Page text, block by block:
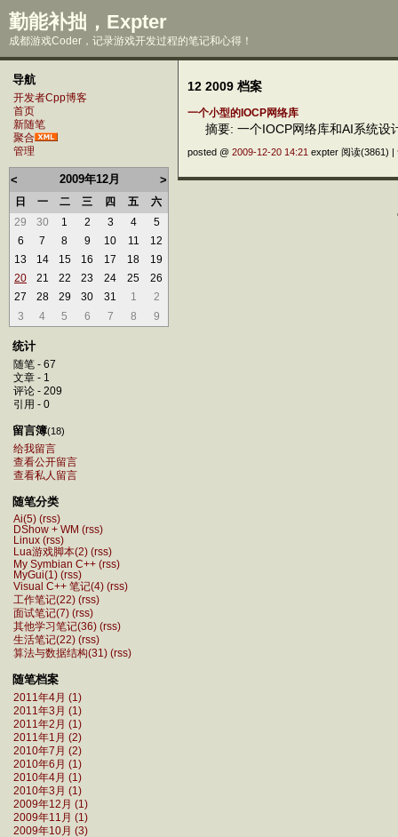
勤能补拙，Expter
成都游戏Coder，记录游戏开发过程的笔记和心得！
导航
开发者Cpp博客
首页
新随笔
聚合
管理
< 2009年12月 >
日 一 二 三 四 五
六
29
30 1 2 3 4
5
6
7 8 9 10 11
12
13
14 15 16 17 18
19
20
21 22 23 24 25
26
27
28 29 30 31 1
2
3
4 5 6 7 8 9
统计
随笔 - 67
文章 - 1
评论 - 209
引用 - 0
留言簿(18)
给我留言
查看公开留言
查看私人留言
随笔分类
Ai(5) (rss)
DShow + WM (rss)
Linux (rss)
Lua游戏脚本(2) (rss)
My Symbian C++ (rss)
MyGui(1) (rss)
Visual C++ 笔记(4) (rss)
工作笔记(22) (rss)
面试笔记(7) (rss)
其他学习笔记(36) (rss)
生活笔记(22) (rss)
算法与数据结构(31) (rss)
随笔档案
2011年4月 (1)
2011年3月 (1)
2011年2月 (1)
2011年1月 (2)
2010年7月 (2)
2010年6月 (1)
2010年4月 (1)
2010年3月 (1)
2009年12月 (1)
2009年11月 (1)
2009年10月 (3)
12 2009 档案
一个小型的IOCP网络库
摘要: 一个IOCP网络库和AI系统设
posted @ 2009-12-20 14:21 expter 阅读(3861) |